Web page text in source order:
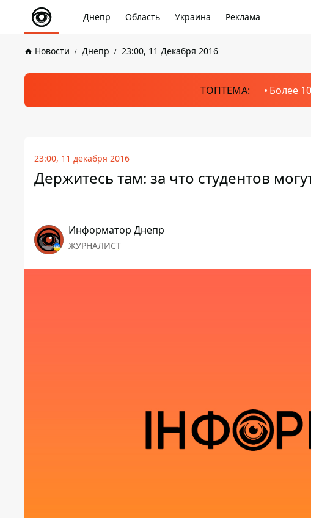
Днепр Область Украина Реклама
Новости Днепр 23:00, 11 Декабря 2016
ТОПТЕМА: Более
23:00, 11 декабря 2016
Держитесь там: за что студентов
Информатор Днепр
ЖУРНАЛИСТ